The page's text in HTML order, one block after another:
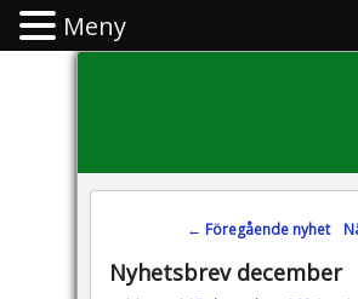
Inläggsnavigering
← Föregående nyhet
Nyhetsbrev december
Meny